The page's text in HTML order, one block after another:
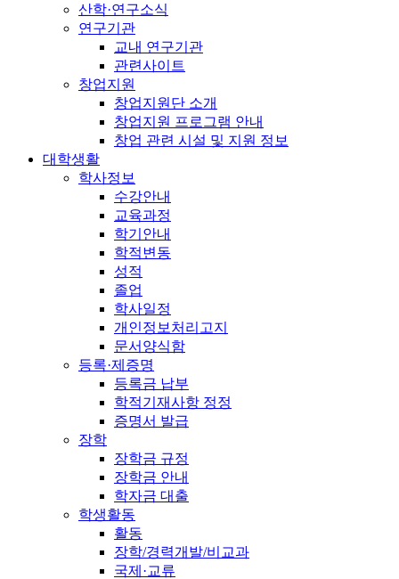
산학·연구소식
연구기관
교내 연구기관
관련사이트
창업지원
창업지원단 소개
창업지원 프로그램 안내
창업 관련 시설 및 지원 정보
대학생활
학사정보
수강안내
교육과정
학기안내
학적변동
성적
졸업
학사일정
개인정보처리고지
문서양식함
등록·제증명
등록금 납부
학적기재사항 정정
증명서 발급
장학
장학금 규정
장학금 안내
학자금 대출
학생활동
활동
장학/경력개발/비교과
국제·교류